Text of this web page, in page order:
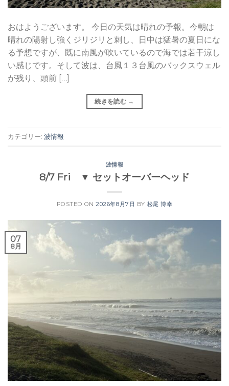
おはようございます。 今日の天気は晴れの予報。今朝は
晴れの陽射し強くジリジリと刺し、日中は猛暑の夏日にな
る予想ですが、既に南風が吹いているので海では若干涼し
い感じです。そして波は、台風１３台風のバックスウェル
が残り、頭前 […]
続きを読む →
カテゴリー: 波情報
波情報
8/7 Fri ▼ セットオーバーヘッド
POSTED ON2026年8月7日 BY 松尾 博幸
07
8月